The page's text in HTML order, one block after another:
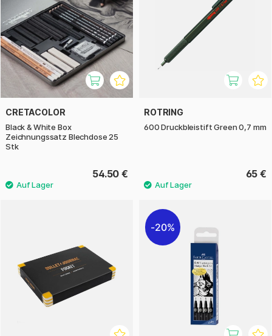
CRETACOLOR
Black & White Box
Zeichnungssatz Blechdose 25
Stk
54.50 €
ROTRING
600 Druckbleistift Green 0,7 mm
65 €
20%